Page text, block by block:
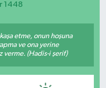
1448
etme, onun hoşuna
ve ona yerine
verme. (Hadis-i şerif)